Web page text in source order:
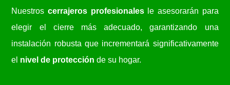
Nuestroscerrajeros profesionalesle asesorarán para
elegir el cierre más adecuado, garantizando una
instalación robusta que incrementará significativamente
el nivel de protección de su hogar.